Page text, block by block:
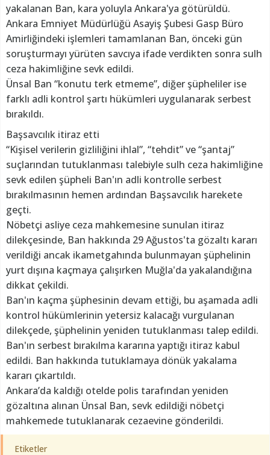
yakalanan Ban, kara yoluyla Ankara'ya götürüldü.
Ankara Emniyet Müdürlüğü Asayiş Şubesi Gasp Büro
Amirliğindeki işlemleri tamamlanan Ban, önceki gün
soruşturmayı yürüten savcıya ifade verdikten sonra sulh
ceza hakimliğine sevk edildi.
Ünsal Ban “konutu terk etmeme”, diğer şüpheliler ise
farklı adli kontrol şartı hükümleri uygulanarak serbest
bırakıldı.
Başsavcılık itiraz etti
“Kişisel verilerin gizliliğini ihlal”, “tehdit” ve “şantaj”
suçlarından tutuklanması talebiyle sulh ceza hakimliğine
sevk edilen şüpheli Ban'ın adli kontrolle serbest
bırakılmasının hemen ardından Başsavcılık harekete
geçti.
Nöbetçi asliye ceza mahkemesine sunulan itiraz
dilekçesinde, Ban hakkında 29 Ağustos'ta gözaltı kararı
verildiği ancak ikametgahında bulunmayan şüphelinin
yurt dışına kaçmaya çalışırken Muğla'da yakalandığına
dikkat çekildi.
Ban'ın kaçma şüphesinin devam ettiği, bu aşamada adli
kontrol hükümlerinin yetersiz kalacağı vurgulanan
dilekçede, şüphelinin yeniden tutuklanması talep edildi.
Ban'ın serbest bırakılma kararına yaptığı itiraz kabul
edildi. Ban hakkında tutuklamaya dönük yakalama
kararı çıkartıldı.
Ankara’da kaldığı otelde polis tarafından yeniden
gözaltına alınan Ünsal Ban, sevk edildiği nöbetçi
mahkemede tutuklanarak cezaevine gönderildi.
Etiketler